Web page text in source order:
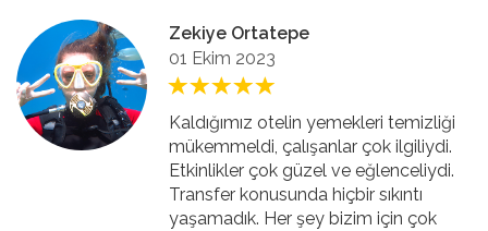
Zekiye Ortatepe
01 Ekim 2023
Kaldığımız otelin yemekleri temizliği
mükemmeldi, çalışanlar çok ilgiliydi.
Etkinlikler çok güzel ve eğlenceliydi.
Transfer konusunda hiçbir sıkıntı
yaşamadık. Her şey bizim için çok